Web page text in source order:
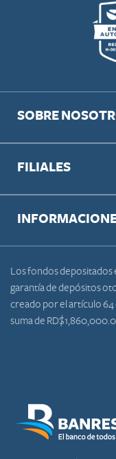
SOBRE
FILIALES
Los fondos depositados
garantía de depósitos
creado por el artículo 64
suma de